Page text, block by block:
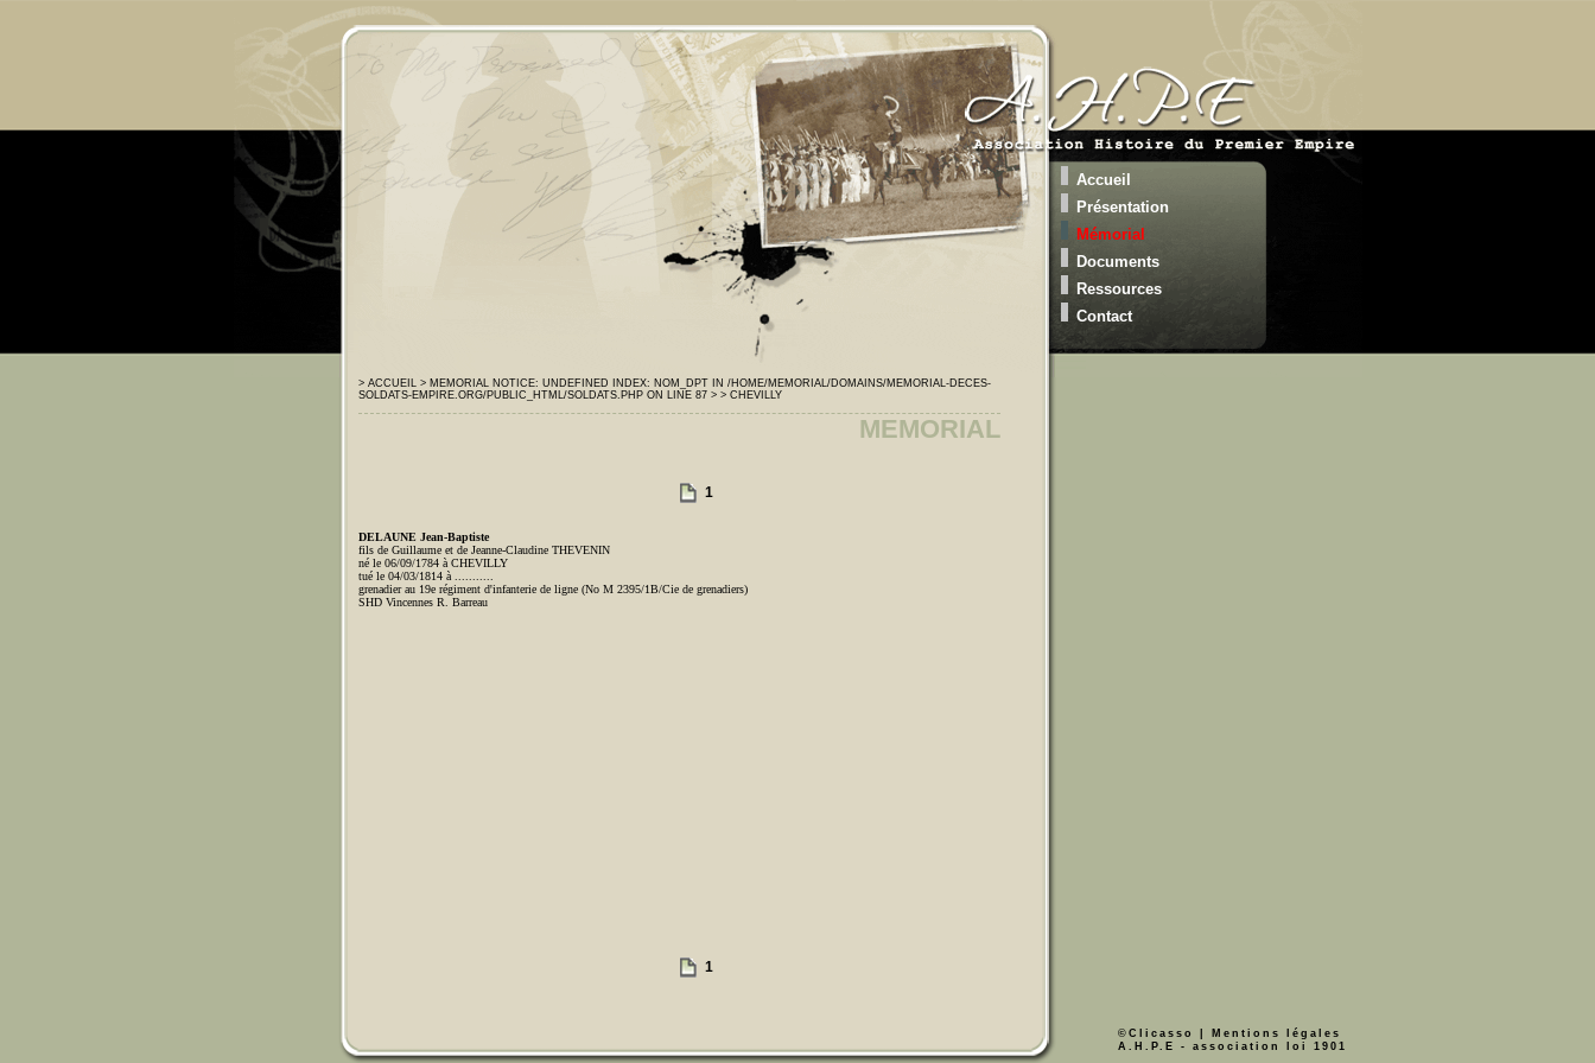
Accueil
Présentation
Mémorial
Documents
Ressources
Contact
> ACCUEIL > MEMORIAL NOTICE: UNDEFINED INDEX: NOM_DPT IN /HOME/MEMORIAL/DOMAINS/MEMORIAL-DECES-
SOLDATS-EMPIRE.ORG/PUBLIC_HTML/SOLDATS.PHP ON LINE 87 > > CHEVILLY
MEMORIAL
1
DELAUNE Jean-Baptiste
fils de Guillaume et de Jeanne-Claudine THEVENIN
né le 06/09/1784 à CHEVILLY
tué le 04/03/1814 à ...........
grenadier au 19e régiment d'infanterie de ligne (No M 2395/1B/Cie de grenadiers)
SHD Vincennes R. Barreau
1
©Clicasso
Mentions légales
A.H.P.E - association loi 1901